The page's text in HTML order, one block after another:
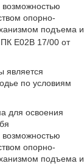
опорно-
подъема и
E02B 17/00 от
является
по условиям
для освоения
опорно-
подъема и